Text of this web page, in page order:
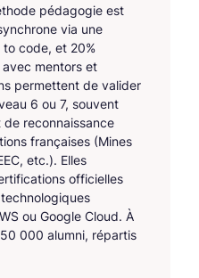
pédagogie est
via une
code, et 20%
mentors et
permettent de valider
6 ou 7, souvent
reconnaissance
françaises (Mines
etc.). Elles
officielles
ou Google Cloud. À
000 alumni, répartis